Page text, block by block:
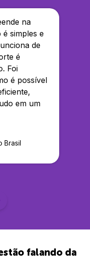
na
é simples e
de
é
Foi
é possível
em um
Brasil
falando da